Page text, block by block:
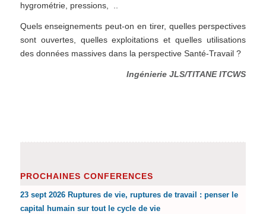
hygrométrie, pressions, ..
Quels enseignements peut-on en tirer, quelles perspectives
sont ouvertes, quelles exploitations et quelles utilisations
des données massives dans la perspective Santé-Travail ?
Ingénierie JLS/TITANE ITCWS
PROCHAINES CONFERENCES
23 sept 2026 Ruptures de vie, ruptures de travail : penser le
capital humain sur tout le cycle de vie